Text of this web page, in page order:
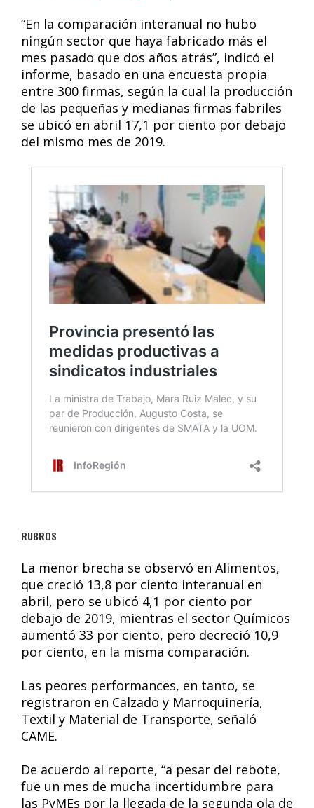
“En la comparación interanual no hubo
ningún sector que haya fabricado más el
mes pasado que dos años atrás”, indicó el
informe, basado en una encuesta propia
entre 300 firmas, según la cual la producción
de las pequeñas y medianas firmas fabriles
se ubicó en abril 17,1 por ciento por debajo
del mismo mes de 2019.
RUBROS
La menor brecha se observó en Alimentos,
que creció 13,8 por ciento interanual en
abril, pero se ubicó 4,1 por ciento por
debajo de 2019, mientras el sector Químicos
aumentó 33 por ciento, pero decreció 10,9
por ciento, en la misma comparación.
Las peores performances, en tanto, se
registraron en Calzado y Marroquinería,
Textil y Material de Transporte, señaló
CAME.
De acuerdo al reporte, “a pesar del rebote,
fue un mes de mucha incertidumbre para
las PyMEs por la llegada de la segunda ola de